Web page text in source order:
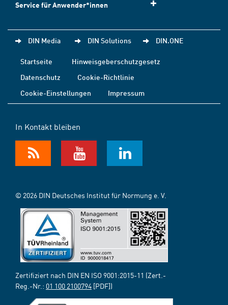
Service für Anwender*innen
DIN Media DIN Solutions DIN.ONE
Startseite
Hinweisgeberschutzgesetz
Datenschutz
Cookie-Richtlinie
Cookie-Einstellungen
Impressum
In Kontakt bleiben
© 2026 DIN Deutsches Institut für Normung e. V.
Zertifiziert nach DIN EN ISO 9001:2015-11 (Zert.-
Reg.-Nr.: 01 100 2100794 [PDF])